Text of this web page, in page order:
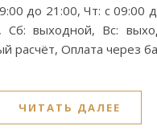
до 21:00, Чт: с 09:00
Сб: выходной, Вс:
расчёт, Оплата через
ЧИТАТЬ ДАЛЕЕ